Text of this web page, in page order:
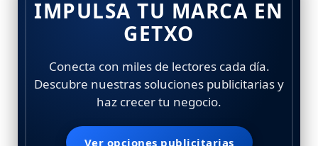
IMPULSA TU MARCA EN
GETXO
Conecta con miles de lectores cada día.
Descubre nuestras soluciones publicitarias y
haz crecer tu negocio.
Ver opciones publicitarias